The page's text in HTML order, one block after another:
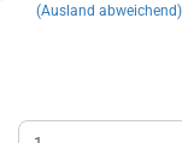
(Ausland abweichend)